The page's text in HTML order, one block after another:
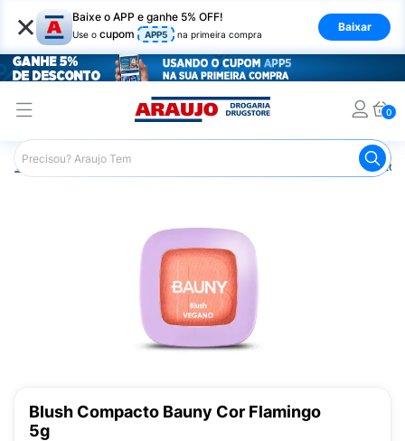
× Baixe o APP e ganhe 5% OFF!
Use o cupom APP5 na primeira compra
Baixar
0
Araujo Maquiagem Blush Compacto
Blush Compacto Bauny Cor Flamingo
5g